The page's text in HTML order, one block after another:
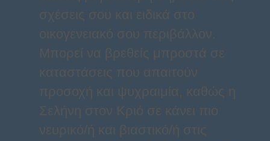
σχέσεις σου και ειδικά στο
οικογενειακό σου περιβάλλον.
Μπορεί να βρεθείς μπροστά σε
καταστάσεις που απαιτούν
προσοχή και ψυχραιμία, καθώς η
Σελήνη στον Κριό σε κάνει πιο
νευρικό/ή και βιαστικό/ή στις